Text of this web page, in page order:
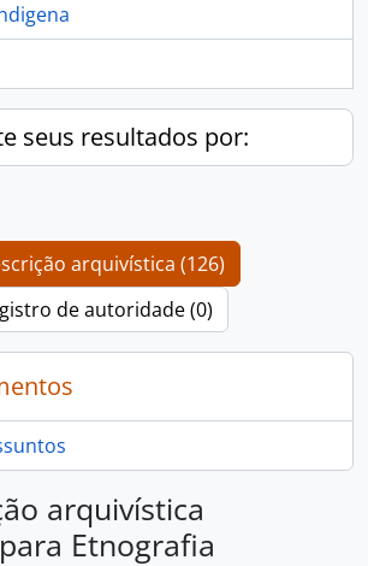
seus resultados por:
arquivística (126)
de autoridade (0)
arquivística
Etnografia